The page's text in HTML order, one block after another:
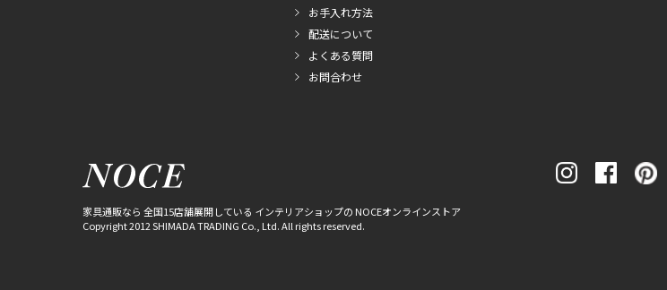
お手入れ方法
配送について
よくある質問
お問合わせ
家具通販なら 全国15店舗展開している インテリアショップの NOCEオンラインストア
Copyright 2012 SHIMADA TRADING Co., Ltd. All rights reserved.